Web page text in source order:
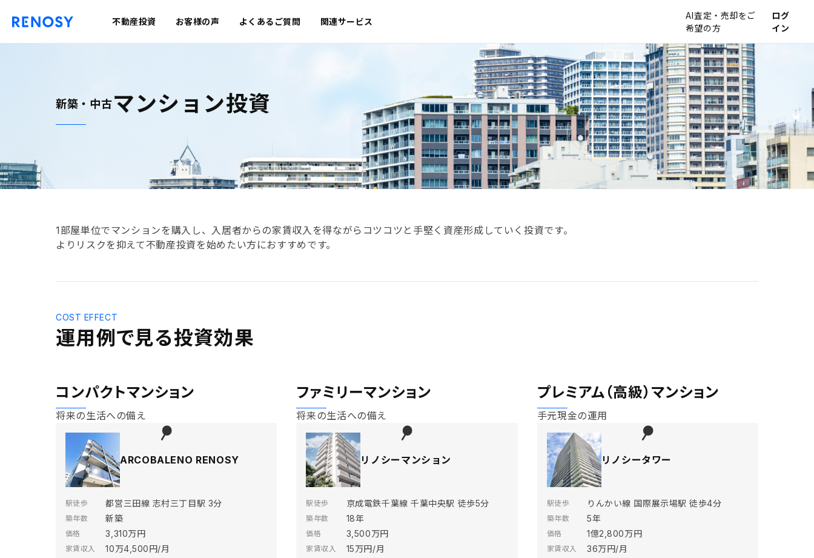
不動産投資 お客様の声 よくあるご質問 関連サービス
AI査定・売却をご
希望の方
ログ
イン
新築・中古マンション投資
1部屋単位でマンションを購入し、入居者からの家賃収入を得ながらコツコツと手堅く資産形成していく投資です。
よりリスクを抑えて不動産投資を始めたい方におすすめです。
運用例で見る投資効果
COST EFFECT
コンパクトマンション
将来の生活への備え
ARCOBALENO RENOSY
駅徒歩 都営三田線 志村三丁目駅 3分
築年数 新築
価格 3,310万円
家賃収入 10万4,500円/月
ファミリーマンション
将来の生活への備え
リノシーマンション
駅徒歩 京成電鉄千葉線 千葉中央駅 徒歩5分
築年数 18年
価格 3,500万円
家賃収入 15万円/月
プレミアム（高級）マンション
手元現金の運用
リノシータワー
駅徒歩 りんかい線 国際展示場駅 徒歩4分
築年数 5年
価格 1億2,800万円
家賃収入 36万円/月